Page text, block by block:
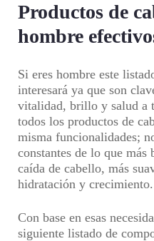
Productos de
hombre
Si eres hombre este
interesará ya que son
vitalidad, brillo y salud a
todos los productos de
misma funcionalidades;
constantes de lo que más
caída de cabello, más
hidratación y crecimiento.
Con base en esas
siguiente listado de